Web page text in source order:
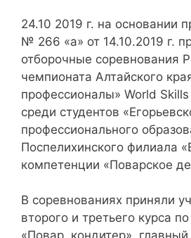
24.10 2019 г. на основании
№ 266 «а» от 14.10.2019 г.
отборочные соревнования
чемпионата Алтайского
профессионалы» World
среди студентов
профессионального
Поспелихинского филиала
компетенции «Поварское
В соревнованиях приняли
второго и третьего курса
«Повар, кондитер», главный